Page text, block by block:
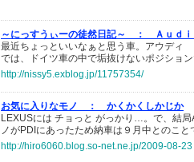
～にっすうぃーの徒然日記～ ：
Ａｕｄ
最近ちょっといいなぁと思う車。アウディ
では、ドイツ車の中で垢抜けないポジショ
http://nissy5.exblog.jp/11757354/
お気に入りなモノ ：
かくかくしかじか
LEXUSには チョっと がっかり…。で、結
ノがPDIにあったため納車は９月中とのこと
http://hiro6060.blog.so-net.ne.jp/2009-08-23